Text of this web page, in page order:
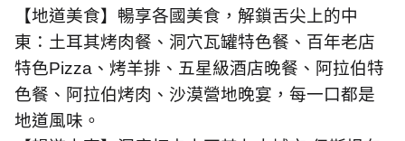
【地道美食】暢享各國美食，解鎖舌尖上的中
東：土耳其烤肉餐、洞穴瓦罐特色餐、百年老店
特色Pizza 、烤羊排、五星級酒店晚餐、阿拉伯特
色餐、阿拉伯烤肉、沙漠營地晚宴，每一口都是
地道風味。